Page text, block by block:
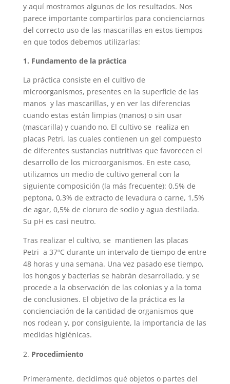
y aquí mostramos algunos de los resultados. Nos
parece importante compartirlos para concienciarnos
del correcto uso de las mascarillas en estos tiempos
en que todos debemos utilizarlas:
1. Fundamento de la práctica
La práctica consiste en el cultivo de
microorganismos, presentes en la superficie de las
manos y las mascarillas, y en ver las diferencias
cuando estas están limpias (manos) o sin usar
(mascarilla) y cuando no. El cultivo se realiza en
placas Petri, las cuales contienen un gel compuesto
de diferentes sustancias nutritivas que favorecen el
desarrollo de los microorganismos. En este caso,
utilizamos un medio de cultivo general con la
siguiente composición (la más frecuente): 0,5% de
peptona, 0,3% de extracto de levadura o carne, 1,5%
de agar, 0,5% de cloruro de sodio y agua destilada.
Su pH es casi neutro.
Tras realizar el cultivo, se mantienen las placas
Petri a 37ºC durante un intervalo de tiempo de entre
48 horas y una semana. Una vez pasado ese tiempo,
los hongos y bacterias se habrán desarrollado, y se
procede a la observación de las colonias y a la toma
de conclusiones. El objetivo de la práctica es la
concienciación de la cantidad de organismos que
nos rodean y, por consiguiente, la importancia de las
medidas higiénicas.
Procedimiento
Primeramente, decidimos qué objetos o partes del